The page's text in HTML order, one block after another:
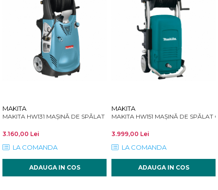
MAKITA
MAKITA HW131 MAȘINĂ DE SPĂLAT CU PRESIUNE 2300W 130bar
3.160,00 Lei
LA COMANDA
ADAUGA IN COS
MAKITA
MAKITA HW151 MAȘINĂ DE SPĂLAT
3.999,00 Lei
LA COMANDA
ADAUGA IN COS